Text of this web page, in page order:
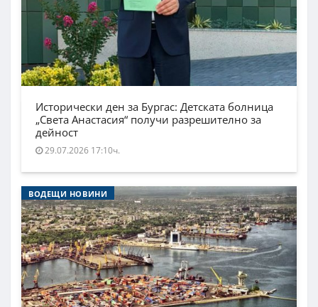
Исторически ден за Бургас: Детската болница
„Света Анастасия“ получи разрешително за
дейност
29.07.2026 17:10ч.
ВОДЕЩИ НОВИНИ